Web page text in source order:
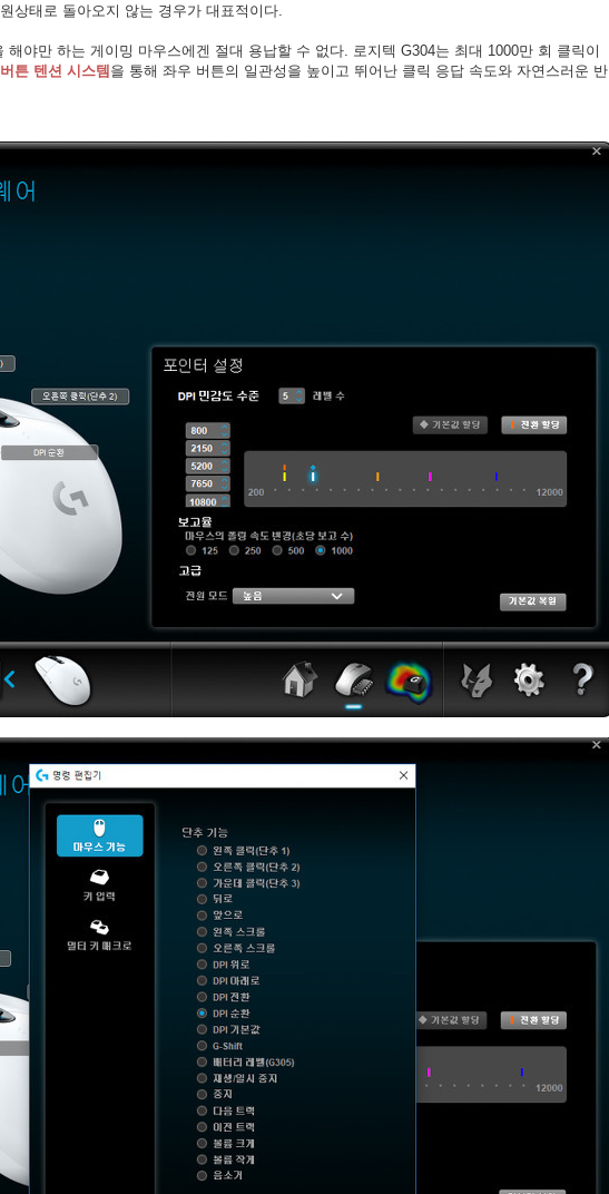
상태로 돌아오지 않는 경우가 대표적이다.
해야만 하는 게이밍 마우스에겐 절대 용납할 수 없다. 로지텍 G304는 최대 1000만 회 클릭이
버튼 텐션 시스템 을 통해 좌우 버튼의 일관성을 높이고 뛰어난 클릭 응답 속도와 자연스러운 반